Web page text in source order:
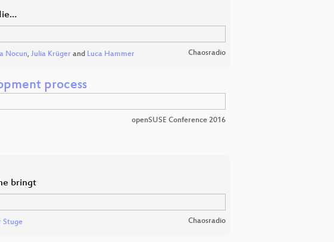
Nocun, Julia Krüger and Luca Hammer Chaosradio
process
openSUSE Conference 2016
bringt
Stuge Chaosradio